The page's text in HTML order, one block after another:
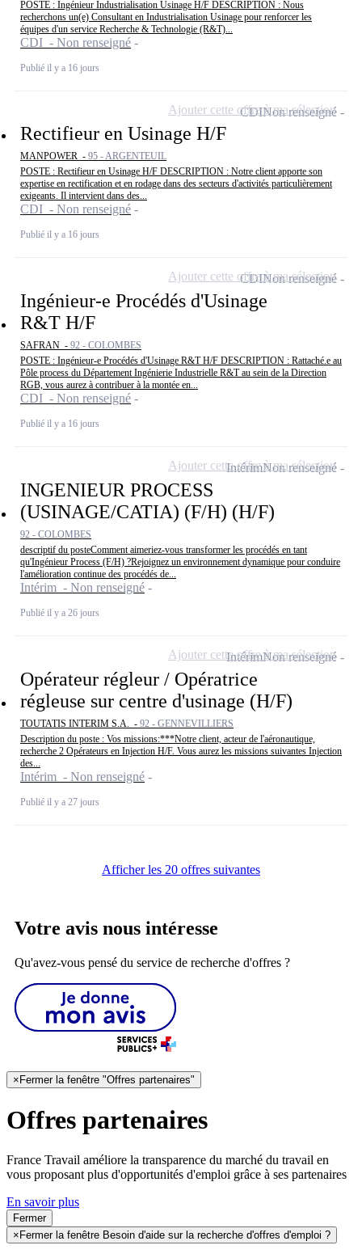
POSTE : Ingénieur Industrialisation Usinage H/F DESCRIPTION : Nous
recherchons un(e) Consultant en Industrialisation Usinage pour renforcer les
équipes d'un service Recherche & Technologie (R&T)...
CDI - Non renseigné
Publié il y a 16 jours
Rectifieur en Usinage H/F
MANPOWER - 95 - ARGENTEUIL
POSTE : Rectifieur en Usinage H/F DESCRIPTION : Notre client apporte son
expertise en rectification et en rodage dans des secteurs d'activités particulièrement
exigeants. Il intervient dans des...
CDI - Non renseigné
Publié il y a 16 jours
CDINon renseigné
Ajouter cette offre à ma sélection
Ingénieur-e Procédés d'Usinage
R&T H/F
SAFRAN - 92 - COLOMBES
POSTE : Ingénieur-e Procédés d'Usinage R&T H/F DESCRIPTION : Rattaché.e au
Pôle process du Département Ingénierie Industrielle R&T au sein de la Direction
RGB, vous aurez à contribuer à la montée en...
CDI - Non renseigné
Publié il y a 16 jours
CDINon renseigné
Ajouter cette offre à ma sélection
INGENIEUR PROCESS
(USINAGE/CATIA) (F/H) (H/F)
92 - COLOMBES
descriptif du posteComment aimeriez-vous transformer les procédés en tant
qu'Ingénieur Process (F/H) ?Rejoignez un environnement dynamique pour conduire
l'amélioration continue des procédés de...
Intérim - Non renseigné
Publié il y a 26 jours
IntérimNon renseigné
Ajouter cette offre à ma sélection
Opérateur régleur / Opératrice
régleuse sur centre d'usinage (H/F)
TOUTATIS INTERIM S.A. - 92 - GENNEVILLIERS
Description du poste : Vos missions:***Notre client, acteur de l'aéronautique,
recherche 2 Opérateurs en Injection H/F. Vous aurez les missions suivantes Injection
des...
Intérim - Non renseigné
Publié il y a 27 jours
IntérimNon renseigné
Ajouter cette offre à ma sélection
Afficher les 20 offres suivantes
Votre avis nous intéresse
Qu'avez-vous pensé du service de recherche d'offres ?
× Fermer la fenêtre "Offres partenaires"
Offres partenaires
France Travail améliore la transparence du marché du travail en
vous proposant plus d'opportunités d'emploi grâce à ses partenaires
En savoir plus
Fermer
× Fermer la fenêtre Besoin d'aide sur la recherche d'offres d'emploi ?